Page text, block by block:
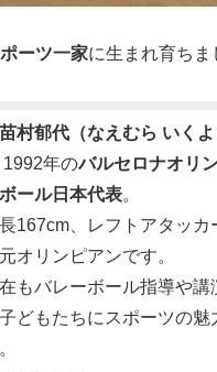
ーツ一家に生まれ育ちま
村郁代（なえむら いく
年のバルセロナオリ
ール日本代表。
167cm、レフトアタッカ
オリンピアンです。
もバレーボール指導や講
どもたちにスポーツの魅